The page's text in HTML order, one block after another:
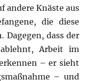
andere Knäste aus
die diese
Dagegen, dass der
Arbeit im
– er sieht
– und